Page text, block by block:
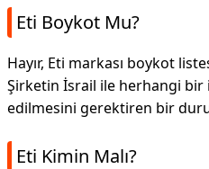
Eti Boykot Mu?
Hayır, Eti markası boykot
Şirketin İsrail ile herhangi bir
edilmesini gerektiren bir
Eti Kimin Malı?